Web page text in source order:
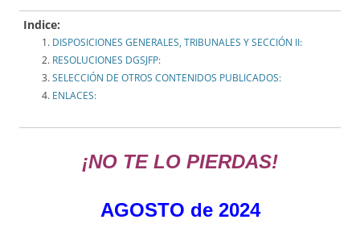
Indice:
DISPOSICIONES GENERALES, TRIBUNALES Y SECCIÓN II:
RESOLUCIONES DGSJFP:
SELECCIÓN DE OTROS CONTENIDOS PUBLICADOS:
ENLACES:
¡NO TE LO PIERDAS!
AGOSTO de 2024